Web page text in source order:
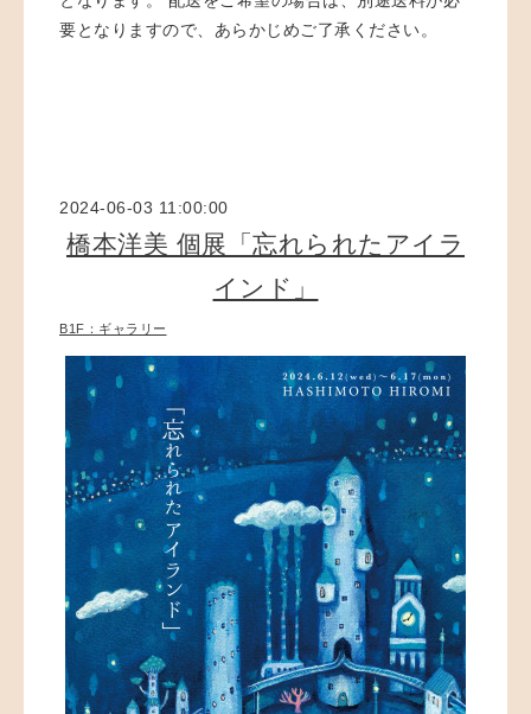
要となりますので、あらかじめご了承ください。
2024-06-03 11:00:00
橋本洋美 個展「忘れられたアイラ
インド」
B1F：ギャラリー